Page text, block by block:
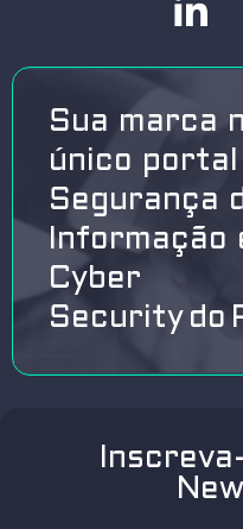
Sua marca
único portal
Segurança
Informação
Cyber
Security do